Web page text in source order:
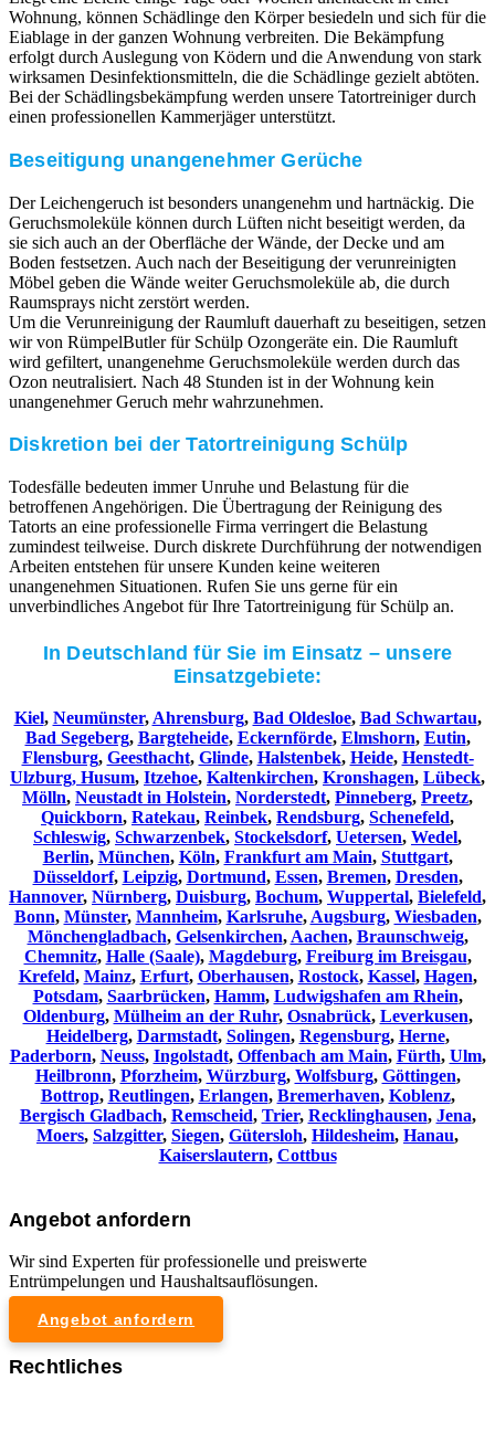
Wohnung, können Schädlinge den Körper besiedeln und sich für die
Eiablage in der ganzen Wohnung verbreiten. Die Bekämpfung
erfolgt durch Auslegung von Ködern und die Anwendung von stark
wirksamen Desinfektionsmitteln, die die Schädlinge gezielt abtöten.
Bei der Schädlingsbekämpfung werden unsere Tatortreiniger durch
einen professionellen Kammerjäger unterstützt.
Beseitigung unangenehmer Gerüche
Der Leichengeruch ist besonders unangenehm und hartnäckig. Die
Geruchsmoleküle können durch Lüften nicht beseitigt werden, da
sie sich auch an der Oberfläche der Wände, der Decke und am
Boden festsetzen. Auch nach der Beseitigung der verunreinigten
Möbel geben die Wände weiter Geruchsmoleküle ab, die durch
Raumsprays nicht zerstört werden.
Um die Verunreinigung der Raumluft dauerhaft zu beseitigen, setzen
wir von RümpelButler für Schülp Ozongeräte ein. Die Raumluft
wird gefiltert, unangenehme Geruchsmoleküle werden durch das
Ozon neutralisiert. Nach 48 Stunden ist in der Wohnung kein
unangenehmer Geruch mehr wahrzunehmen.
Diskretion bei der Tatortreinigung Schülp
Todesfälle bedeuten immer Unruhe und Belastung für die
betroffenen Angehörigen. Die Übertragung der Reinigung des
Tatorts an eine professionelle Firma verringert die Belastung
zumindest teilweise. Durch diskrete Durchführung der notwendigen
Arbeiten entstehen für unsere Kunden keine weiteren
unangenehmen Situationen. Rufen Sie uns gerne für ein
unverbindliches Angebot für Ihre Tatortreinigung für Schülp an.
In Deutschland für Sie im Einsatz – unsere
Einsatzgebiete:
Kiel, Neumünster, Ahrensburg, Bad Oldesloe, Bad Schwartau,
Bad Segeberg, Bargteheide, Eckernförde, Elmshorn, Eutin,
Flensburg, Geesthacht, Glinde, Halstenbek, Heide, Henstedt-
Ulzburg, Husum, Itzehoe, Kaltenkirchen, Kronshagen, Lübeck,
Mölln, Neustadt in Holstein, Norderstedt, Pinneberg, Preetz,
Quickborn, Ratekau, Reinbek, Rendsburg, Schenefeld,
Schleswig, Schwarzenbek, Stockelsdorf, Uetersen, Wedel,
Berlin, München, Köln, Frankfurt am Main, Stuttgart,
Düsseldorf, Leipzig, Dortmund, Essen, Bremen, Dresden,
Hannover, Nürnberg, Duisburg, Bochum, Wuppertal, Bielefeld,
Bonn, Münster, Mannheim, Karlsruhe, Augsburg, Wiesbaden,
Mönchengladbach, Gelsenkirchen, Aachen, Braunschweig,
Chemnitz⁠, Halle (Saale), Magdeburg, Freiburg im Breisgau,
Krefeld, Mainz, Erfurt, Oberhausen, Rostock, Kassel, Hagen,
Potsdam, Saarbrücken, Hamm, Ludwigshafen am Rhein,
Oldenburg, Mülheim an der Ruhr, Osnabrück, Leverkusen,
Heidelberg, Darmstadt, Solingen, Regensburg, Herne,
Paderborn, Neuss, Ingolstadt, Offenbach am Main, Fürth, Ulm,
Heilbronn, Pforzheim, Würzburg, Wolfsburg, Göttingen,
Bottrop, Reutlingen, Erlangen, Bremerhaven, Koblenz,
Bergisch Gladbach, Remscheid, Trier, Recklinghausen, Jena,
Moers, Salzgitter, Siegen, Gütersloh, Hildesheim, Hanau,
Kaiserslautern, Cottbus
Angebot anfordern
Wir sind Experten für professionelle und preiswerte
Entrümpelungen und Haushaltsauflösungen.
Angebot anfordern
Rechtliches